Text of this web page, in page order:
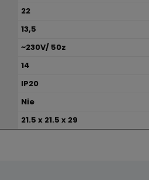
22
13,5
~230V/ 50z
14
IP20
Nie
21.5 x 21.5 x 29